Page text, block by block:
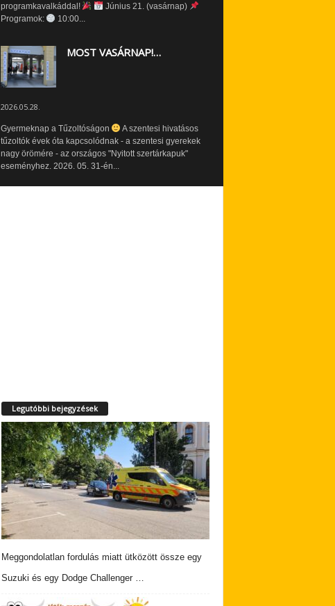
programkavalkáddal!
Június 21. (vasárnap)
Programok:
10:00...
MOST VASÁRNAP!…
2026.05.28.
Gyermeknap a Tűzoltóságon
A szentesi hivatásos
tűzoltók évek óta kapcsolódnak - a szentesi gyerekek
nagy örömére - az országos "Nyitott szertárkapuk"
eseményhez. 2026. 05. 31-én...
Legutóbbi bejegyzések
Meggondolatlan fordulás miatt ütközött össze egy
Suzuki és egy Dodge Challenger …